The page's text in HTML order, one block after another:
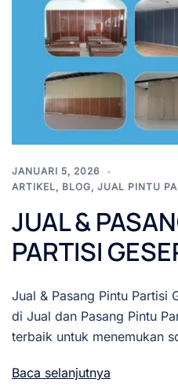
JANUARI 5, 2026
ARTIKEL, BLOG, JUAL PINTU
JUAL &
PARTISI
Jual & Pasang Pintu Partisi
di Jual dan Pasang Pintu
terbaik untuk menemukan
Baca selanjutnya